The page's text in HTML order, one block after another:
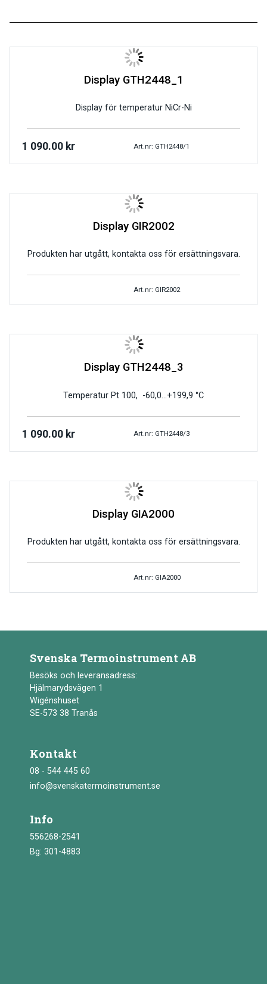
Display GTH2448_1
Display för temperatur NiCr-Ni
1 090.00 kr Art.nr: GTH2448/1
Display GIR2002
Produkten har utgått, kontakta oss för ersättningsvara.
Art.nr: GIR2002
Display GTH2448_3
Temperatur Pt 100, -60,0…+199,9 °C
1 090.00 kr Art.nr: GTH2448/3
Display GIA2000
Produkten har utgått, kontakta oss för ersättningsvara.
Art.nr: GIA2000
Svenska Termoinstrument AB
Besöks och leveransadress:
Hjälmarydsvägen 1
Wigénshuset
SE-573 38 Tranås
Kontakt
08 - 544 445 60
info@svenskatermoinstrument.se
Info
556268-2541
Bg: 301-4883